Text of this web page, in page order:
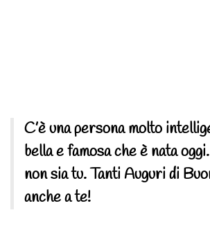
C’è una persona molto
bella e famosa che è nata
non sia tu. Tanti Auguri di
anche a te!